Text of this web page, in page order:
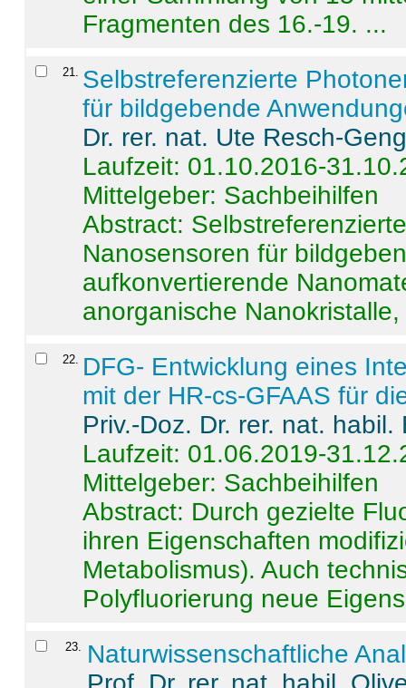
Fragmenten des 16.-19. ...
21
Selbstreferenzierte
für bildgebende
Dr. rer. nat. Ute Resch-
Laufzeit: 01.10.2016-
Mittelgeber: Sachbeihilfen
Abstract:
Nanosensoren für
aufkonvertierende
anorganische
22
DFG- Entwicklung eines
mit der HR-cs-GFAAS für
Priv.-Doz. Dr. rer. nat.
Laufzeit: 01.06.2019-
Mittelgeber: Sachbeihilfen
Abstract: Durch gezielte
ihren Eigenschaften
Metabolismus). Auch
Polyfluorierung neue
23. Naturwissenschaftliche